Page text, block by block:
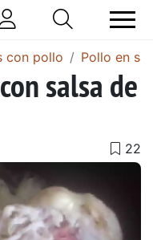
con pollo Pollo en
salsa de